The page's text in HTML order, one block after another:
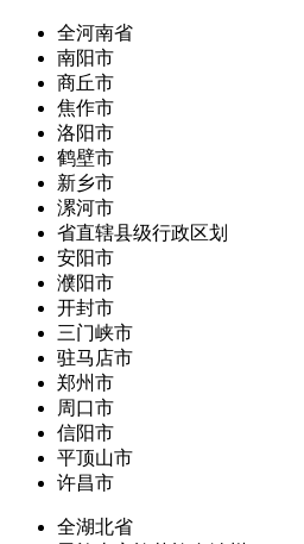
全河南省
南阳市
商丘市
焦作市
洛阳市
鹤壁市
新乡市
漯河市
省直辖县级行政区划
安阳市
濮阳市
开封市
三门峡市
驻马店市
郑州市
周口市
信阳市
平顶山市
许昌市
全湖北省